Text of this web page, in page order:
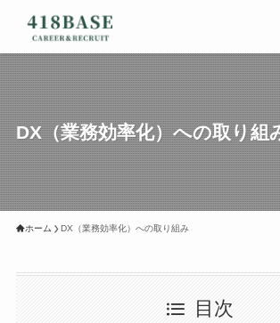
DX（業務効率化）への取り組
ホーム DX（業務効率化）への取り組み
目次